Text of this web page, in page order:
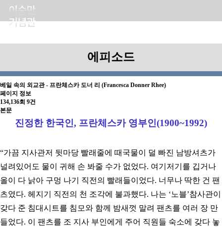
에피소드
베일 속의 외교관 - 프란체스카 도너 리 (Francesca Donner Rhee)
페이지 정보
134,136회 9건
본문
진정한 한국인, 프란체스카 영부인(1900~1992)
“가끔 지사관저 뒷마당 빨래줄에 때국물이 덜 빠진 남방셔츠가
널려있어도 물이 귀해 손 봐줄 수가 없었다. 여기저기를 깁거나
올이 다 낡아 구멍 나기 직전의 빨래들이었다. 너무나 딱한 건 팬
츠였다. 헤지기 직전의 천 조각에 불과했다. 나는 ‘노블’참사관이
갖다 준 침대시트를 침모와 함께 밤새껏 말려 팬츠를 여러 장 만
들었다. 이 팬츠를 조 지사 부인에게 주어 직원들 숙소에 갖다 놓